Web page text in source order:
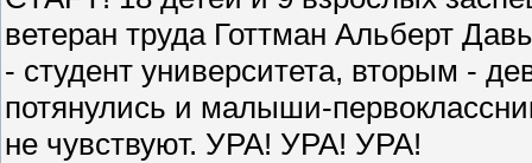
ветеран труда Готтман Альберт
- студент университета, вторым -
потянулись и малыши-
не чувствуют. УРА! УРА! УРА!